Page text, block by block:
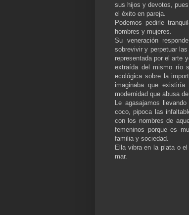
sus hijos y devotos,
el éxito en pareja.
Podemos pedirle
hombres y mujeres.
Su veneración
sobrevivir y perpetuar
representada por el arte
extraída del mismo río
ecológica sobre la
imaginaba que
modernidad que abusa
Le agasajamos
coco, pipoca­ las
con los nombres de
femeninos porque es
familia y sociedad.
Ella vibra en la plata o
mar.